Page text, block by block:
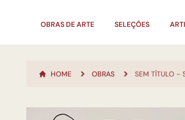
OBRAS DE ARTE SELEÇÕES
HOME OBRAS SEM TÍTULO -